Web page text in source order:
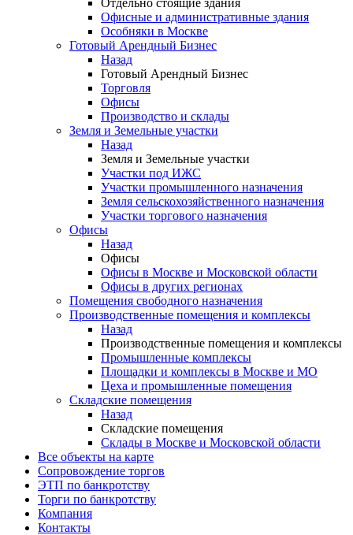
Отдельно стоящие здания
Офисные и административные здания
Особняки в Москве
Готовый Арендный Бизнес
Назад
Готовый Арендный Бизнес
Торговля
Офисы
Производство и склады
Земля и Земельные участки
Назад
Земля и Земельные участки
Участки под ИЖС
Участки промышленного назначения
Земля сельскохозяйственного назначения
Участки торгового назначения
Офисы
Назад
Офисы
Офисы в Москве и Московской области
Офисы в других регионах
Помещения свободного назначения
Производственные помещения и комплексы
Назад
Производственные помещения и комплексы
Промышленные комплексы
Площадки и комплексы в Москве и МО
Цеха и промышленные помещения
Складские помещения
Назад
Складские помещения
Склады в Москве и Московской области
Все объекты на карте
Сопровождение торгов
ЭТП по банкротству
Торги по банкротству
Компания
Контакты